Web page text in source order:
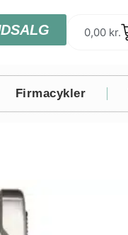
0,00 kr.
Firmacykler